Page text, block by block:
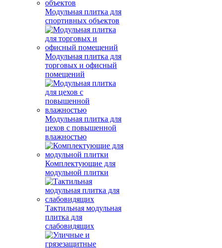
Модульная плитка для
спортивных объектов
Модульная плитка для
торговых и офисный
помещений
Модульная плитка для
цехов с повышенной
влажностью
Комплектующие для
модульной плитки
Тактильная модульная
плитка для
слабовидящих